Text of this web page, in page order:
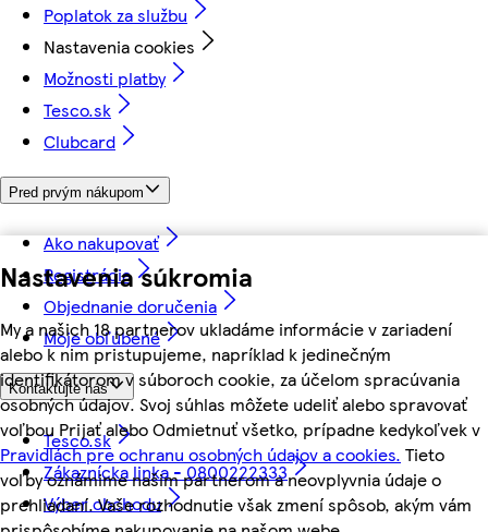
Nastavenia súkromia
My a našich 18 partnerov ukladáme informácie v zariadení
alebo k nim pristupujeme, napríklad k jedinečným
identifikátorom v súboroch cookie, za účelom spracúvania
osobných údajov. Svoj súhlas môžete udeliť alebo spravovať
voľbou Prijať alebo Odmietnuť všetko, prípadne kedykoľvek v
Pravidlách pre ochranu osobných údajov a cookies. Tieto
voľby oznámime našim partnerom a neovplyvnia údaje o
prehliadaní. Vaše rozhodnutie však zmení spôsob, akým vám
Poplatok za službu
Nastavenia cookies
Možnosti platby
Tesco.sk
Clubcard
Pred prvým nákupom
Ako nakupovať
Registrácia
Objednanie doručenia
Moje obľúbené
Kontaktujte nás
Tesco.sk
Zákaznícka linka - 0800222333
Výber obchodu